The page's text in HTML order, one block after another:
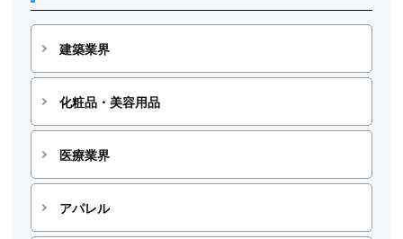
建築業界
化粧品・美容用品
医療業界
アパレル